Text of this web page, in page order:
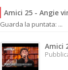
Amici 25 - Angie
Guarda la puntata: ...
Amici